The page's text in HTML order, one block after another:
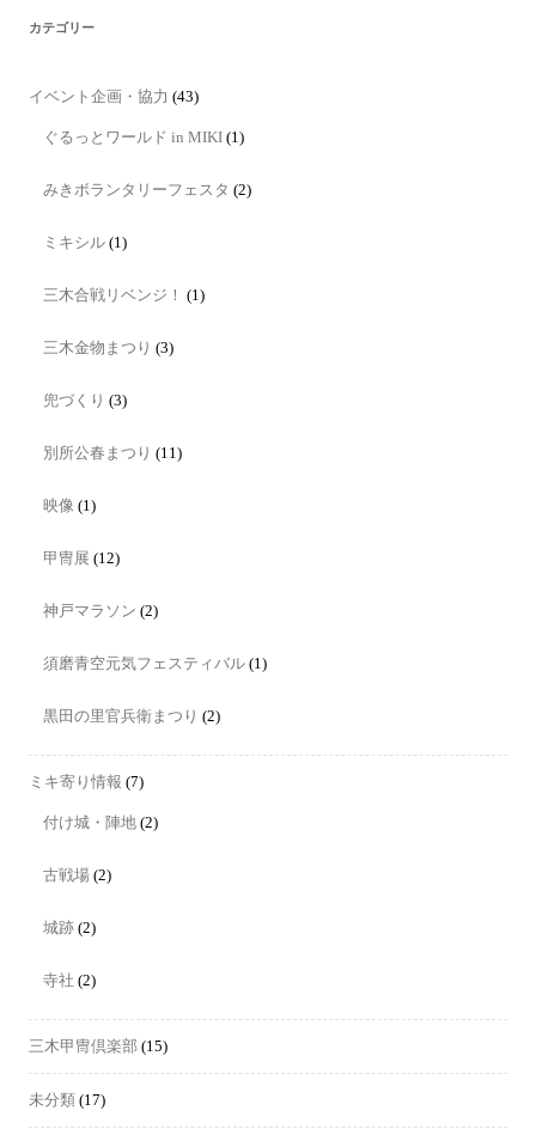
カテゴリー
イベント企画・協力 (43)
ぐるっとワールド in MIKI (1)
みきボランタリーフェスタ (2)
ミキシル (1)
三木合戦リベンジ！ (1)
三木金物まつり (3)
兜づくり (3)
別所公春まつり (11)
映像 (1)
甲冑展 (12)
神戸マラソン (2)
須磨青空元気フェスティバル (1)
黒田の里官兵衛まつり (2)
ミキ寄り情報 (7)
付け城・陣地 (2)
古戦場 (2)
城跡 (2)
寺社 (2)
三木甲冑倶楽部 (15)
未分類 (17)